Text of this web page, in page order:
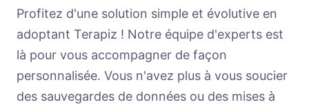
Profitez d'une solution simple et évolutive en
adoptant Terapiz ! Notre équipe d'experts est
là pour vous accompagner de façon
personnalisée. Vous n'avez plus à vous soucier
des sauvegardes de données ou des mises à